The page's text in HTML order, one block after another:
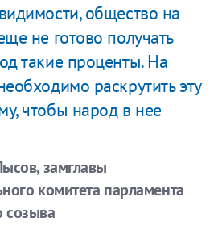
общество на
не готово получать
такие проценты. На
раскрутить эту
чтобы народ в нее
замглавы
комитета парламента
созыва